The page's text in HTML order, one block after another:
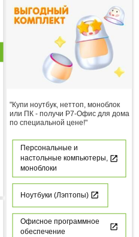
"Купи ноутбук, неттоп, моноблок
или ПК - получи Р7-Офис для дома
по специальной цене!"
Персональные и
настольные компьютеры,
моноблоки
Ноутбуки (Лэптопы)
Офисное программное
обеспечение